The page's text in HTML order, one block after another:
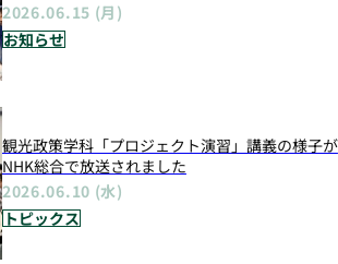
2026.06.15 (月)
お知らせ
観光政策学科「プロジェクト演習」講義の様子が
NHK総合で放送されました
2026.06.10 (水)
トピックス